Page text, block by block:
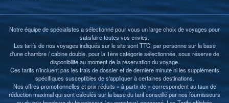
Notre équipe de spécialistes a sélectionné pour vous un large choix de voyages pour
satisfaire toutes vos envies.
Les tarifs de nos voyages indiqués sur le site sont TTC, par personne sur la base
d'une chambre / cabine double, pour la 1ère catégorie sélectionnée, sous réserve de
disponibilité au moment de la réservation du voyage.
Ces tarifs n’incluent pas les frais de dossier et de dernière minute ni les suppléments
spécifiques susceptibles de s'appliquer à certaines destinations.
Nos offres promotionnelles et prix réduits « à partir de » correspondent au taux de
réduction maximal qui sont calculés sur la base du tarif conseillé par nos fournisseurs